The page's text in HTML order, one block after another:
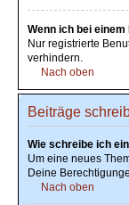
Wenn ich bei
Nur registrierte
verhindern.
Nach oben
Beiträge
Wie schreibe ich
Um eine neues
Deine
Nach oben